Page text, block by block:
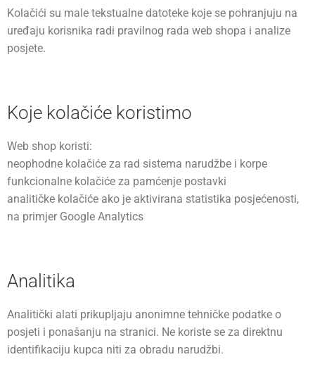
Kolačići su male tekstualne datoteke koje se pohranjuju na
uređaju korisnika radi pravilnog rada web shopa i analize
posjete.
Koje kolačiće koristimo
Web shop koristi:
neophodne kolačiće za rad sistema narudžbe i korpe
funkcionalne kolačiće za pamćenje postavki
analitičke kolačiće ako je aktivirana statistika posjećenosti,
na primjer Google Analytics
Analitika
Analitički alati prikupljaju anonimne tehničke podatke o
posjeti i ponašanju na stranici. Ne koriste se za direktnu
identifikaciju kupca niti za obradu narudžbi.